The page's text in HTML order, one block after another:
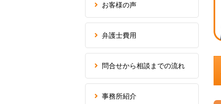
お客様の声
弁護士費用
問合せから相談までの流れ
事務所紹介